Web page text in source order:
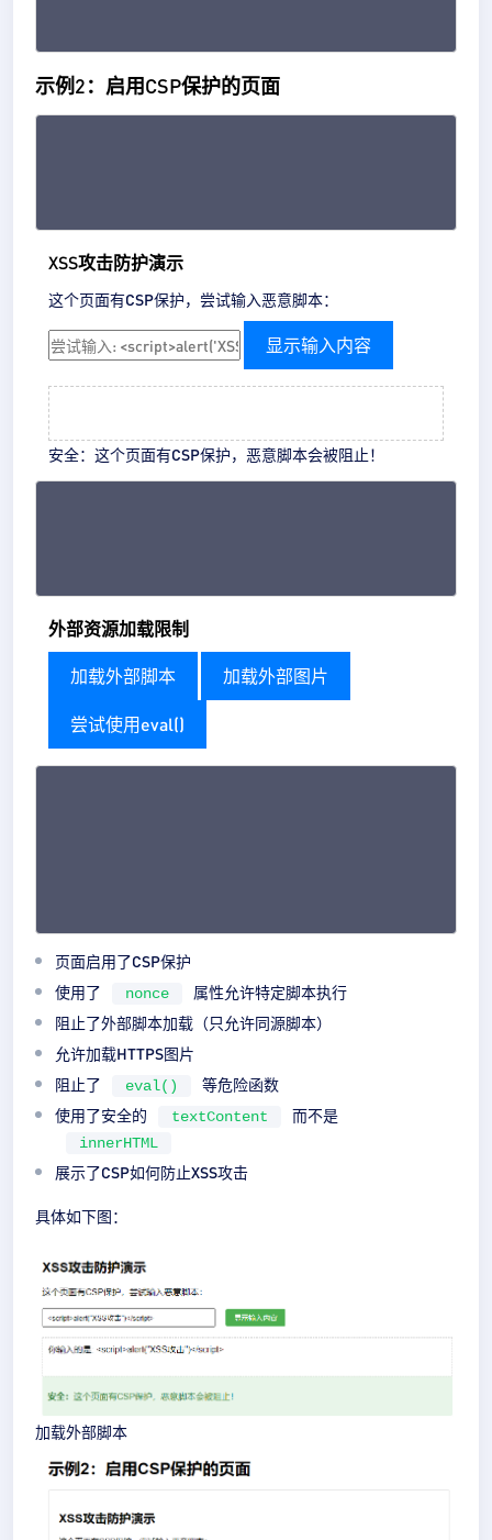
示例2：启用CSP保护的页面
XSS攻击防护演示
这个页面有CSP保护，尝试输入恶意脚本：
显示输入内容
安全： 这个页面有CSP保护，恶意脚本会被阻止！
外部资源加载限制
加载外部脚本 加载外部图片
尝试使用eval()
页面启用了CSP保护
使用了
nonce
属性允许特定脚本执行
阻止了外部脚本加载（只允许同源脚本）
允许加载HTTPS图片
阻止了
eval()
等危险函数
使用了安全的
textContent 而不是
innerHTML
展示了CSP如何防止XSS攻击
具体如下图：
加载外部脚本